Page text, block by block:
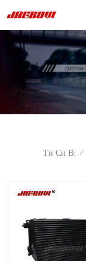
Ти Си В: /